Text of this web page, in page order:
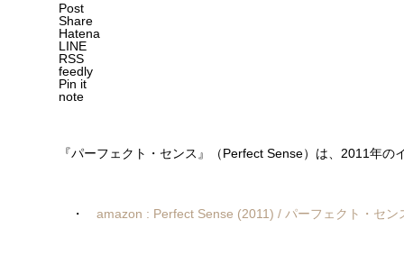
Post
Share
Hatena
LINE
RSS
feedly
Pin it
note
『パーフェクト・センス』（Perfect Sense）は、2011年
・ amazon : Perfect Sense (2011) / パーフェクト・セン